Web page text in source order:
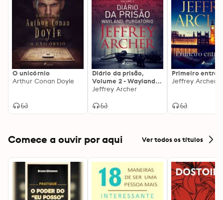
O unicórnio
Arthur Conan Doyle
Diário da prisão,
Volume 2 - Wayland:
Purgatório
Jeffrey Archer
Primeiro entre
Jeffrey Archer
Comece a ouvir por aqui Ver todos os títulos